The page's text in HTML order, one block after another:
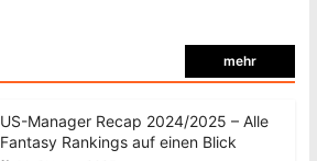
mehr
US-Manager Recap 2024/2025 – Alle
Fantasy Rankings auf einen Blick